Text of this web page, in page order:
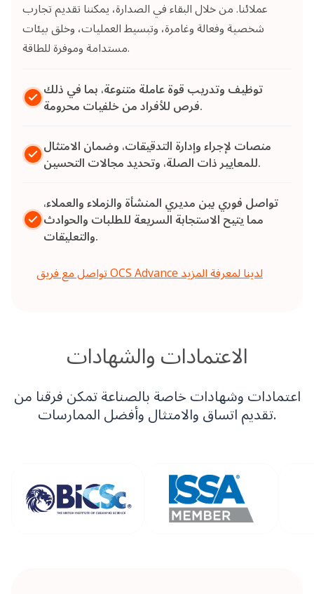
عملائنا. من خلال البقاء في الصدارة، يمكننا تقديم تجارب
شخصية وفعالة وغامرة، وتبسيط العمليات، وخلق بيئات
مستدامة وموفرة للطاقة.
توظيف وتدريب قوة عاملة متنوعة، بما في ذلك
فرص للأفراد من خلفيات محرومة.
منصات لإجراء وإدارة التدقيقات، وضمان الامتثال
للمعايير ذات الصلة، وتحديد مجالات التحسين.
تواصل فوري بين مديري المنشأة والزملاء والعملاء،
مما يتيح الاستجابة السريعة للطلبات والحوادث
والتعليقات.
تواصل مع فريق OCS Advance لدينا لمعرفة المزيد
الاعتمادات والشهادات
اعتمادات وشهادات خاصة بالصناعة تمكن فرقنا من
تقديم اتساق والامتثال وأفضل الممارسات.